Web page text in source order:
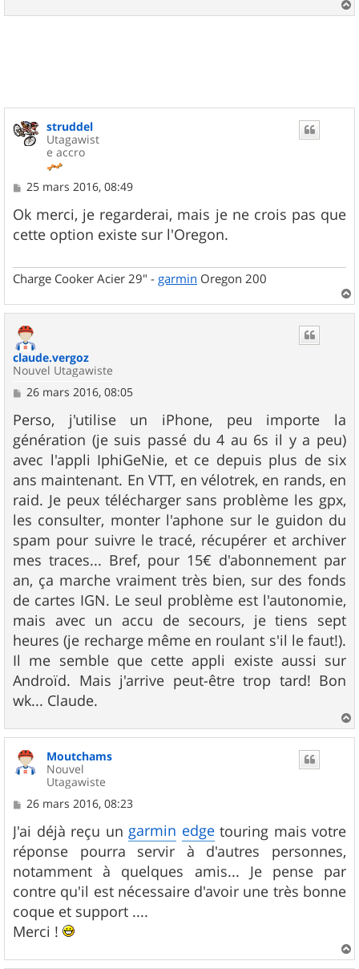
a
struddel
Utagawist
e accro
M
s
s
a
25 mars 2016, 08:49
Ok merci, je regarderai, mais je ne crois pas que
cette option existe sur l'Oregon.
Charge Cooker Acier 29" - garmin Oregon 200
a
claude.vergoz
Nouvel Utagawiste
M
s
s
a
g
e
26 mars 2016, 08:05
Perso, j'utilise un iPhone, peu importe la
génération (je suis passé du 4 au 6s il y a peu)
avec l'appli IphiGeNie, et ce depuis plus de six
ans maintenant. En VTT, en vélotrek, en rands, en
raid. Je peux télécharger sans problème les gpx,
les consulter, monter l'aphone sur le guidon du
spam pour suivre le tracé, récupérer et archiver
mes traces... Bref, pour 15€ d'abonnement par
an, ça marche vraiment très bien, sur des fonds
de cartes IGN. Le seul problème est l'autonomie,
mais avec un accu de secours, je tiens sept
heures (je recharge même en roulant s'il le faut!).
Il me semble que cette appli existe aussi sur
Androïd. Mais j'arrive peut-être trop tard! Bon
wk... Claude.
a
Moutchams
Nouvel
Utagawiste
M
s
s
a
g
e
26 mars 2016, 08:23
J'ai déjà reçu un garmin edgetouring mais votre
réponse pourra servir à d'autres personnes,
notamment à quelques amis... Je pense par
contre qu'il est nécessaire d'avoir une très bonne
coque et support ....
Merci !
a